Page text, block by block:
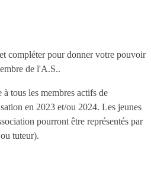
compléter pour donner votre pouvoir
de l'A.S..
à tous les membres actifs de
en 2023 et/ou 2024. Les jeunes
pourront être représentés par
tuteur).